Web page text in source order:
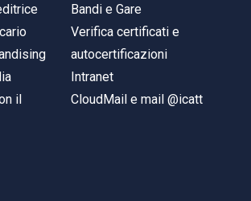
il
Bandi e Gare
Verifica certificati e
autocertificazioni
Intranet
CloudMail e mail @icatt